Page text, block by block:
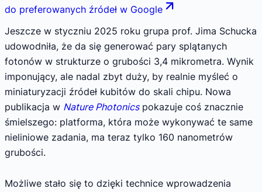
do preferowanych źródeł w Google
Jeszcze w styczniu 2025 roku grupa prof. Jima Schucka
udowodniła, że da się generować pary splątanych
fotonów w strukturze o grubości 3,4 mikrometra. Wynik
imponujący, ale nadal zbyt duży, by realnie myśleć o
miniaturyzacji źródeł kubitów do skali chipu. Nowa
publikacja w Nature Photonicspokazuje coś znacznie
śmielszego: platforma, która może wykonywać te same
nieliniowe zadania, ma teraz tylko 160 nanometrów
grubości.
Możliwe stało się to dzięki technice wprowadzenia